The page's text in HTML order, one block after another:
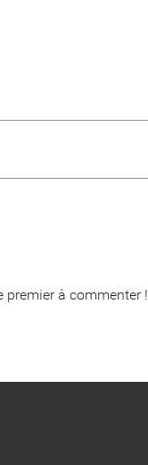
premier à commenter !